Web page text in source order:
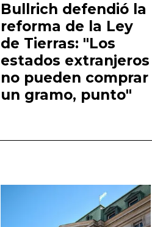
Bullrich defendió la
reforma de la Ley
de Tierras: "Los
estados extranjeros
no pueden comprar
un gramo, punto"